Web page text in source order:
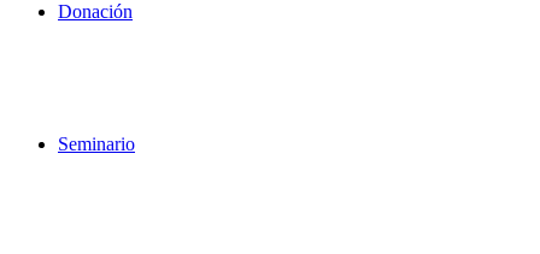
Donación
Seminario